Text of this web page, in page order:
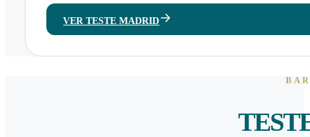
VER TESTE MADRID